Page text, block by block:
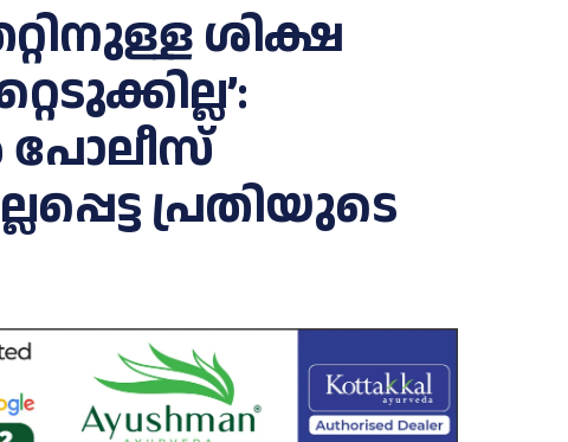
ശിക്ഷ
പോലീസ്
പ്രതിയുടെ